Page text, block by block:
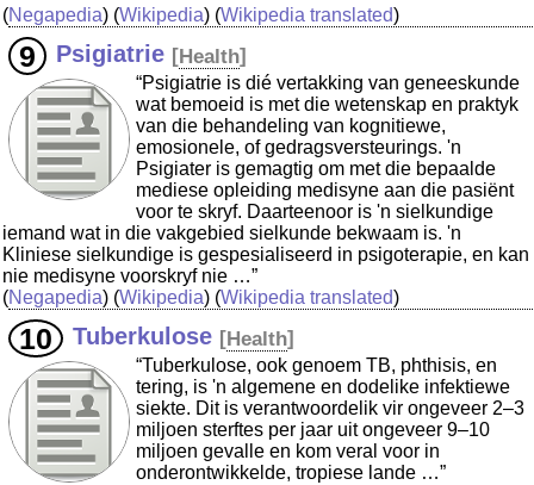
(Negapedia) (Wikipedia) (Wikipedia translated)
Psigiatrie [Health]
“Psigiatrie is dié vertakking van geneeskunde
wat bemoeid is met die wetenskap en praktyk
van die behandeling van kognitiewe,
emosionele, of gedragsversteurings. 'n
Psigiater is gemagtig om met die bepaalde
mediese opleiding medisyne aan die pasiënt
voor te skryf. Daarteenoor is 'n sielkundige
iemand wat in die vakgebied sielkunde bekwaam is. 'n
Kliniese sielkundige is gespesialiseerd in psigoterapie, en kan
nie medisyne voorskryf nie …”
(Negapedia) (Wikipedia) (Wikipedia translated)
Tuberkulose [Health]
“Tuberkulose, ook genoem TB, phthisis, en
tering, is 'n algemene en dodelike infektiewe
siekte. Dit is verantwoordelik vir ongeveer 2–3
miljoen sterftes per jaar uit ongeveer 9–10
miljoen gevalle en kom veral voor in
onderontwikkelde, tropiese lande …”